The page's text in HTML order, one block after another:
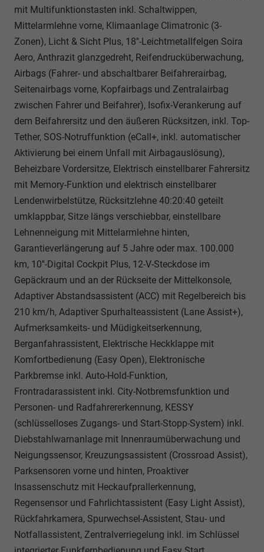
mit Multifunktionstasten inkl. Schaltwippen,
Mittelarmlehne vorne, Klimaanlage Climatronic (3-
Zonen), Licht & Sicht Plus, 18''-Leichtmetallfelgen Soira
Aero, Anthrazit glanzgedreht, Reifendrucküberwachung,
Airbags (Fahrer- und abschaltbarer Beifahrerairbag,
Seitenairbags vorne, Kopfairbags und Zentralairbag
zwischen Fahrer und Beifahrer), Isofix-Verankerung auf
dem Beifahrersitz und den äußeren Rücksitzen, inkl. Top-
Tether, SOS-Notruffunktion (eCall+, inkl. automatischer
Aktivierung bei einem Unfall mit Airbagauslösung),
Beheizbare Vordersitze, Elektrisch einstellbarer Fahrersitz
mit Memory-Funktion und elektrisch einstellbarer
Lendenwirbelstütze, Rücksitzlehne 40:20:40 geteilt
umklappbar, Sitze längs verschiebbar, einstellbare
Lehnenneigung mit Mittelarmlehne hinten,
Garantieverlängerung auf 5 Jahre oder max. 100.000
km, 10''-Digital Cockpit Plus, 12-V-Steckdose im
Gepäckraum und an der Rückseite der Mittelkonsole,
Adaptiver Abstandsassistent (ACC) mit Regelbereich bis
210 km/h, Adaptiver Spurhalteassistent (Lane Assist+),
Aufmerksamkeits- und Müdigkeitserkennung,
Berganfahrassistent, Elektrische Heckklappe mit
Komfortbedienung (Easy Open), Elektronische
Parkbremse inkl. Auto-Hold-Funktion,
Frontradarassistent inkl. City-Notbremsfunktion und
Personen- und Radfahrererkennung, KESSY
(schlüsselloses Zugangs- und Start-Stopp-System) inkl.
Diebstahlwarnanlage mit Innenraumüberwachung und
Neigungssensor, Kreuzungsassistent (Crossroad Assist),
Parksensoren vorne und hinten, Proaktiver
Insassenschutz mit Heckaufprallerkennung,
Regensensor und Fahrlichtassistent (Easy Light Assist),
Rückfahrkamera, Spurwechsel-Assistent, Stau- und
Notfallassistent, Zentralverriegelung inkl. im Schlüssel